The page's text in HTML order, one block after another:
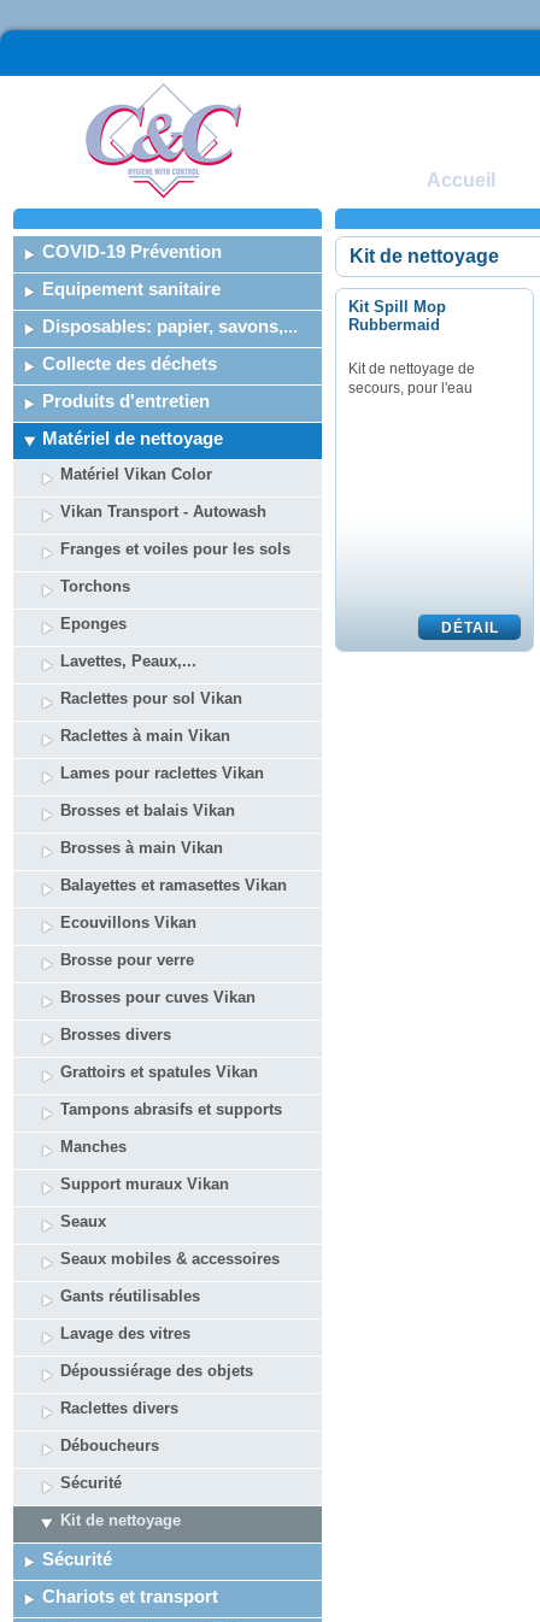
Accueil
COVID-19 Prévention
Equipement sanitaire
Disposables: papier, savons,...
Collecte des déchets
Produits d'entretien
Matériel de nettoyage
Matériel Vikan Color
Vikan Transport - Autowash
Franges et voiles pour les sols
Torchons
Eponges
Lavettes, Peaux,...
Raclettes pour sol Vikan
Raclettes à main Vikan
Lames pour raclettes Vikan
Brosses et balais Vikan
Brosses à main Vikan
Balayettes et ramasettes Vikan
Ecouvillons Vikan
Brosse pour verre
Brosses pour cuves Vikan
Brosses divers
Grattoirs et spatules Vikan
Tampons abrasifs et supports
Manches
Support muraux Vikan
Seaux
Seaux mobiles & accessoires
Gants réutilisables
Lavage des vitres
Dépoussiérage des objets
Raclettes divers
Déboucheurs
Sécurité
Kit de nettoyage
Sécurité
Chariots et transport
Kit de nettoyage
Kit Spill Mop
Rubbermaid
Kit de nettoyage de
secours, pour l'eau